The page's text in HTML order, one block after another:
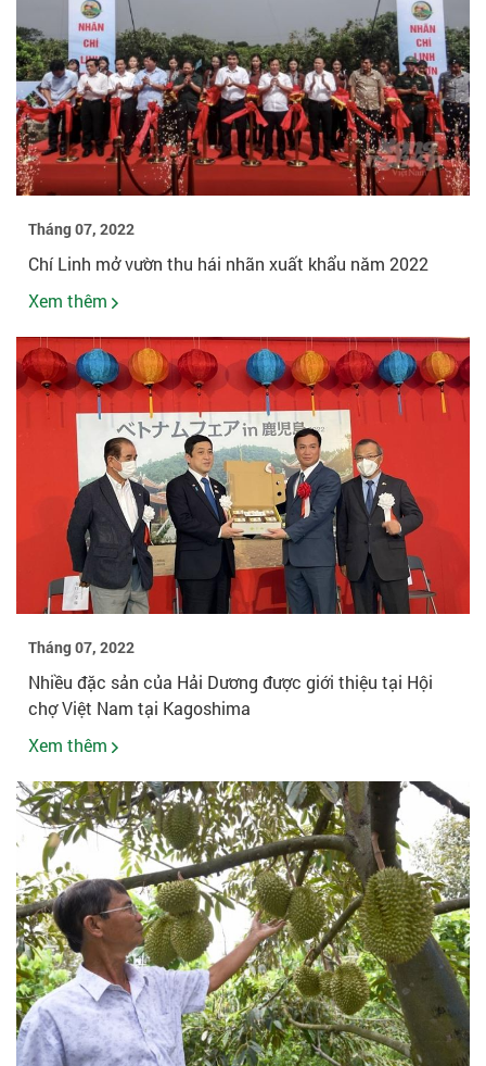
Tháng 07, 2022
Chí Linh mở vườn thu hái nhãn xuất khẩu năm 2022
Xem thêm
Tháng 07, 2022
Nhiều đặc sản của Hải Dương được giới thiệu tại Hội
chợ Việt Nam tại Kagoshima
Xem thêm